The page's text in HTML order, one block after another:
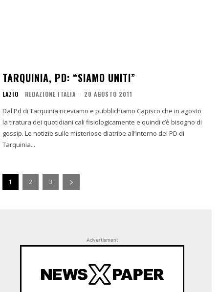
TARQUINIA, PD: “SIAMO UNITI”
LAZIO REDAZIONE ITALIA - 20 AGOSTO 2011
Dal Pd di Tarquinia riceviamo e pubblichiamo Capisco che in agosto
la tiratura dei quotidiani cali fisiologicamente e quindi c’è bisogno di
gossip. Le notizie sulle misteriose diatribe all’interno del PD di
Tarquinia...
1 2 3
Advertisment